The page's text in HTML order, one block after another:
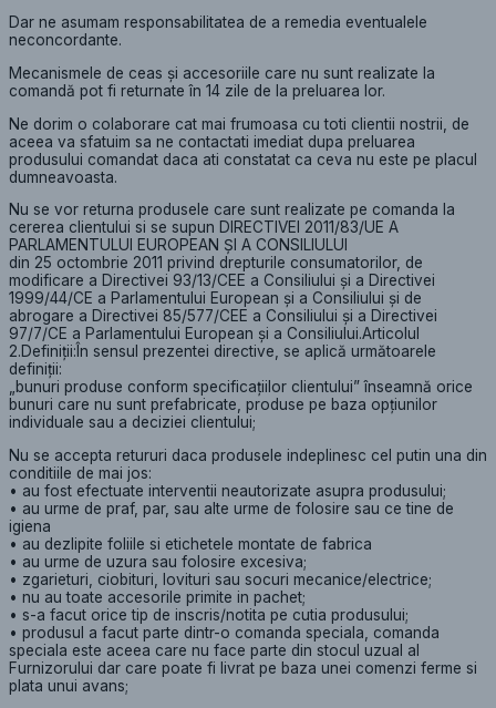
Dar ne asumam responsabilitatea de a remedia eventualele
neconcordante.
Mecanismele de ceas și accesoriile care nu sunt realizate la
comandă pot fi returnate în 14 zile de la preluarea lor.
Ne dorim o colaborare cat mai frumoasa cu toti clientii nostrii, de
aceea va sfatuim sa ne contactati imediat dupa preluarea
produsului comandat daca ati constatat ca ceva nu este pe placul
dumneavoasta.
Nu se vor returna produsele care sunt realizate pe comanda la
cererea clientului si se supun DIRECTIVEI 2011/83/UE A
PARLAMENTULUI EUROPEAN ȘI A CONSILIULUI
din 25 octombrie 2011 privind drepturile consumatorilor, de
modificare a Directivei 93/13/CEE a Consiliului și a Directivei
1999/44/CE a Parlamentului European și a Consiliului și de
abrogare a Directivei 85/577/CEE a Consiliului și a Directivei
97/7/CE a Parlamentului European și a Consiliului.Articolul
2.Definiții:În sensul prezentei directive, se aplică următoarele
definiții:
„bunuri produse conform specificațiilor clientului” înseamnă orice
bunuri care nu sunt prefabricate, produse pe baza opțiunilor
individuale sau a deciziei clientului;
Nu se accepta retururi daca produsele indeplinesc cel putin una din
conditiile de mai jos:
• au fost efectuate interventii neautorizate asupra produsului;
• au urme de praf, par, sau alte urme de folosire sau ce tine de
igiena
• au dezlipite foliile si etichetele montate de fabrica
• au urme de uzura sau folosire excesiva;
• zgarieturi, ciobituri, lovituri sau socuri mecanice/electrice;
• nu au toate accesorile primite in pachet;
• s-a facut orice tip de inscris/notita pe cutia produsului;
• produsul a facut parte dintr-o comanda speciala, comanda
speciala este aceea care nu face parte din stocul uzual al
Furnizorului dar care poate fi livrat pe baza unei comenzi ferme si
plata unui avans;